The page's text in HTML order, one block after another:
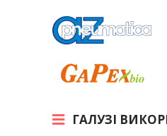
ГАЛУЗІ